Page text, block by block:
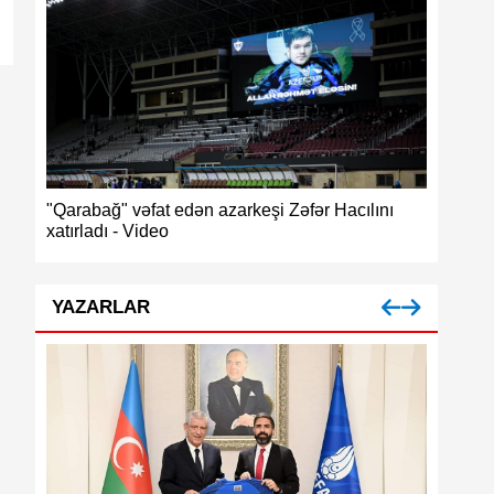
edən azarkeşi Zəfər Hacılını
Azərbaycan güləşinin
YAZARLAR